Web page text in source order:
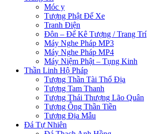
Móc y
Tượng Phật Để Xe
Tranh Điện
Đôn – Đế Kê Tượng / Trang Trí
Máy Nghe Pháp MP3
Máy Nghe Pháp MP4
Máy Niệm Phật – Tụng Kinh
Thần Linh Hộ Pháp
Tượng Thần Tài Thổ Địa
Tượng Tam Thanh
Tượng Thái Thượng Lão Quân
Tượng Ông Thần Tiền
Tượng Địa Mẫu
Đá Tự Nhiên